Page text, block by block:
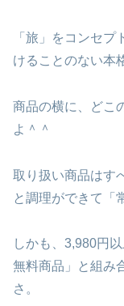
「旅」をコンセ
けることのない本
商品の横に、どこ
よ＾＾
取り扱い商品はす
と調理ができて「
しかも、3,980円
無料商品」と組み
さ。